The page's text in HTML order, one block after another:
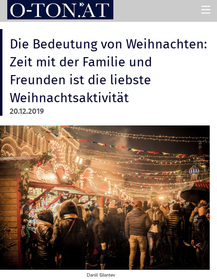
PRESSEMAPPEN
ASSISTENT
ÜBER UNS
Die Bedeutung von Weihnachten:
Zeit mit der Familie und
Freunden ist die liebste
Weihnachtsaktivität
20.12.2019
Daniil Silantev